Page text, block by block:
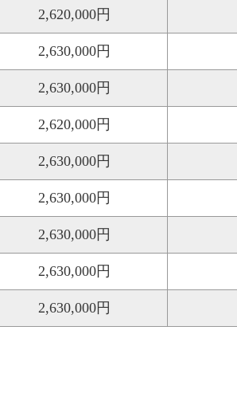
2,620,000円
2,630,000円
2,630,000円
2,620,000円
2,630,000円
2,630,000円
2,630,000円
2,630,000円
2,630,000円